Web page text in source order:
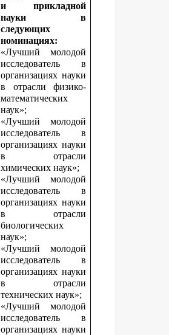
и прикладной
науки в
следующих
номинациях:
«Лучший молодой
исследователь в
организациях науки
в отрасли физико-
математических
наук»;
«Лучший молодой
исследователь в
организациях науки
в отрасли
химических наук»;
«Лучший молодой
исследователь в
организациях науки
в отрасли
биологических
наук»;
«Лучший молодой
исследователь в
организациях науки
в отрасли
технических наук»;
«Лучший молодой
исследователь в
организациях науки